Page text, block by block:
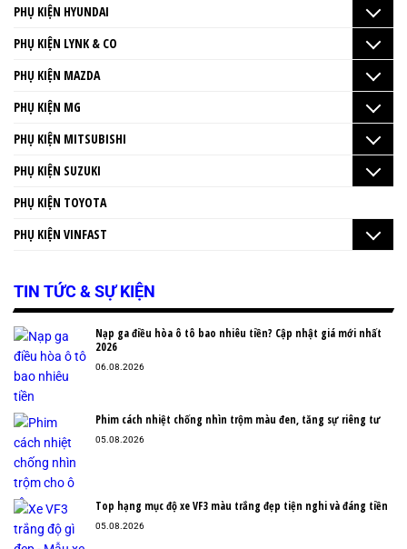
PHỤ KIỆN HYUNDAI
PHỤ KIỆN LYNK & CO
PHỤ KIỆN MAZDA
PHỤ KIỆN MG
PHỤ KIỆN MITSUBISHI
PHỤ KIỆN SUZUKI
PHỤ KIỆN TOYOTA
PHỤ KIỆN VINFAST
TIN TỨC & SỰ KIỆN
Nạp ga điều hòa ô tô bao nhiêu tiền? Cập nhật giá mới nhất
2026
06.08.2026
Phim cách nhiệt chống nhìn trộm màu đen, tăng sự riêng tư
05.08.2026
Top hạng mục độ xe VF3 màu trắng đẹp tiện nghi và đáng tiền
05.08.2026